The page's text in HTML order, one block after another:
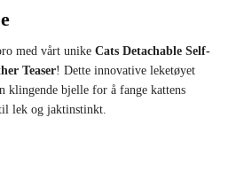
med vårt unike Cats Detachable Self-
Teaser! Dette innovative leketøyet
klingende bjelle for å fange kattens
lek og jaktinstinkt.